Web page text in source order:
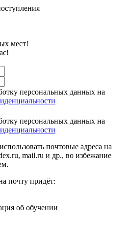
мест!
персональных данных на
персональных данных на
почтовые адреса на
mail.ru и др., во избежание
почту придёт:
об обучении